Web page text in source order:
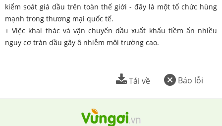
kiểm soát giá dầu trên toàn thế giới - đây là một tổ chức hùng
mạnh trong thương mại quốc tế.
+ Việc khai thác và vận chuyển dầu xuất khẩu tiềm ẩn nhiều
nguy cơ tràn dầu gây ô nhiễm môi trường cao.
Báo lỗi
Tải về